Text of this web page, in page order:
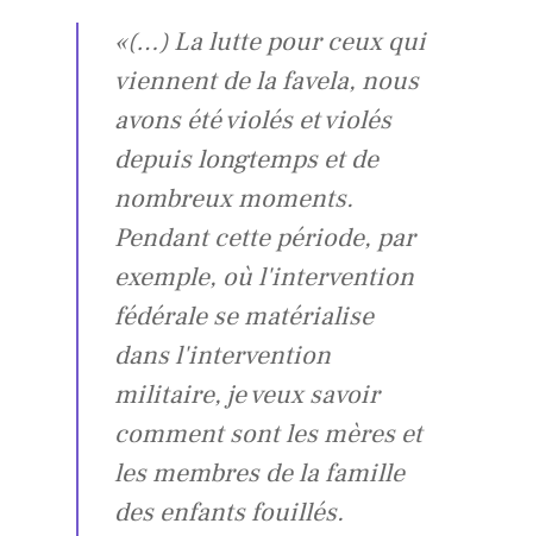
«(…) La lutte pour ceux qui
viennent de la favela, nous
avons été violés et violés
depuis longtemps et de
nombreux moments.
Pendant cette période, par
exemple, où l'intervention
fédérale se matérialise
dans l'intervention
militaire, je veux savoir
comment sont les mères et
les membres de la famille
des enfants fouillés.